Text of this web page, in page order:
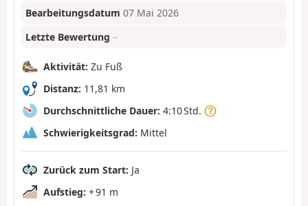
Bearbeitungsdatum 07 Mai 2026
Letzte Bewertung –
Aktivität: Zu Fuß
Distanz: 11,81 km
Durchschnittliche Dauer: 4:10 Std.
Schwierigkeitsgrad: Mittel
Zurück zum Start: Ja
Aufstieg: + 91 m